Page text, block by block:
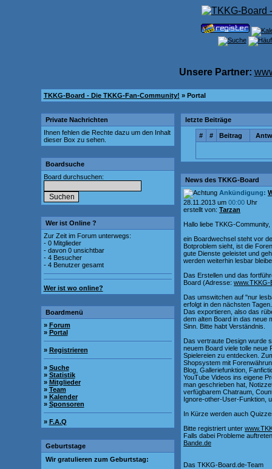
Unsere Partner:
TKKG-Board - Die TKKG-Fan-Community! » Portal
Private Nachrichten
Ihnen fehlen die Rechte dazu um den Inhalt
dieser Box zu sehen.
Boardsuche
Board durchsuchen:
Wer ist Online ?
Zur Zeit im Forum unterwegs:
- 0 Mitglieder
- davon 0 unsichtbar
- 4 Besucher
- 4 Benutzer gesamt
Wer ist wo online?
Boardmenü
» Forum
» Portal
» Registrieren
» Suche
» Statistik
» Mitglieder
» Team
» Kalender
» Sponsoren
» F.A.Q
Geburtstage
Wir gratulieren zum Geburtstag:
letzte Beiträge
# # Beitrag
News des TKKG-Board
Ankündigung:
28.11.2013 um 00:00 Uhr
erstellt von: Tarzan
Hallo liebe TKKG-Community,
ein Boardwechsel steht vor
Botproblem sieht, ist die
gute Dienste geleistet und
werden weiterhin lesbar
Das Erstellen und das
Board (Adresse: www.TKKG-
Das umswitchen auf "nur
erfolgt in den nächsten
Das exportieren, also das
dem alten Board in das neue
Sinn. Bitte habt Verständnis.
Das vertraute Design wurde
neuem Board viele tolle neue
Spielereien zu entdecken.
Shopsystem mit
Blog, Galleriefunktion,
YouTube Videos ins eigene
man geschrieben hat,
verfügbarem Chatraum,
Ignore-other-User-Funktion,
In Kürze werden auch
Bitte registriert unter
Falls dabei Probleme
Bande.de
Das TKKG-Board.de-Team